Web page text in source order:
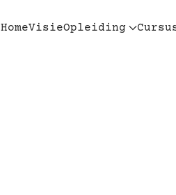
HomeVisieOpleiding